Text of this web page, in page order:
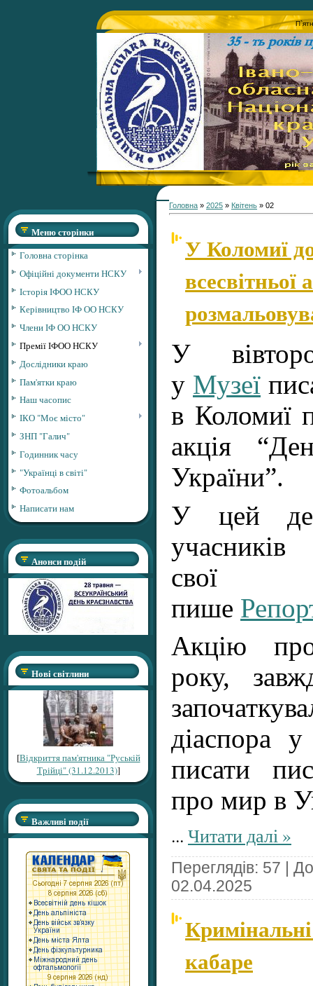
Меню сторінки
Головна сторінка
Офіційні документи НСКУ
Історія ІФОО НСКУ
Керівництво ІФ ОО НСКУ
Члени ІФ ОО НСКУ
Премії ІФОО НСКУ
Дослідники краю
Пам'ятки краю
Наш часопис
ІКО "Моє місто"
ЗНП "Галич"
Годинник часу
"Українці в світі"
Фотоальбом
Написати нам
Анонси подій
Нові світлини
[Відкриття пам'ятника "Руській
Трійці" (31.12.2013)]
Важливі події
Головна » 2025 » Квітень » 02
У Коломиї
всесвітньої
У
у Музеї
в Коломиї
акція
України”.
У цей
свої
пише
Акцію
року,
діаспора
писати
про мир в
... Читати далі »
Переглядів: 57 |
02.04.2025
кабаре